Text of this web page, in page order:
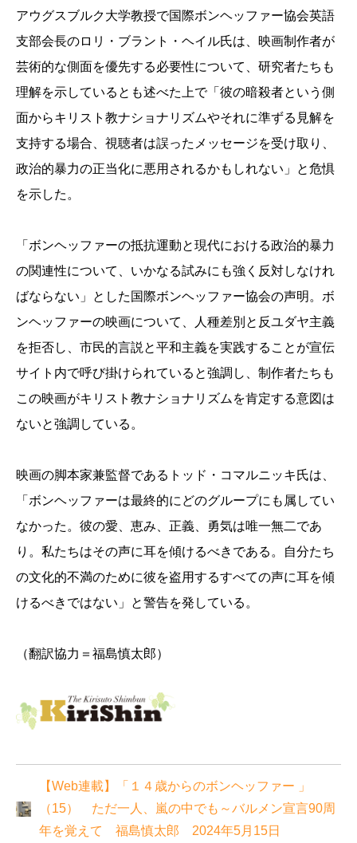
アウグスブルク大学教授で国際ボンヘッファー協会英語
支部会長のロリ・ブラント・ヘイル氏は、映画制作者が
芸術的な側面を優先する必要性について、研究者たちも
理解を示しているとも述べた上で「彼の暗殺者という側
面からキリスト教ナショナリズムやそれに準ずる見解を
支持する場合、視聴者は誤ったメッセージを受け取り、
政治的暴力の正当化に悪用されるかもしれない」と危惧
を示した。
「ボンヘッファーの抵抗運動と現代における政治的暴力
の関連性について、いかなる試みにも強く反対しなけれ
ばならない」とした国際ボンヘッファー協会の声明。ボ
ンヘッファーの映画について、人種差別と反ユダヤ主義
を拒否し、市民的言説と平和主義を実践することが宣伝
サイト内で呼び掛けられていると強調し、制作者たちも
この映画がキリスト教ナショナリズムを肯定する意図は
ないと強調している。
映画の脚本家兼監督であるトッド・コマルニッキ氏は、
「ボンヘッファーは最終的にどのグループにも属してい
なかった。彼の愛、恵み、正義、勇気は唯一無二であ
り。私たちはその声に耳を傾けるべきである。自分たち
の文化的不満のために彼を盗用するすべての声に耳を傾
けるべきではない」と警告を発している。
（翻訳協力＝福島慎太郎）
【Web連載】「１４歳からのボンヘッファー 」
（15） ただ一人、嵐の中でも～バルメン宣言90周
年を覚えて 福島慎太郎 2024年5月15日